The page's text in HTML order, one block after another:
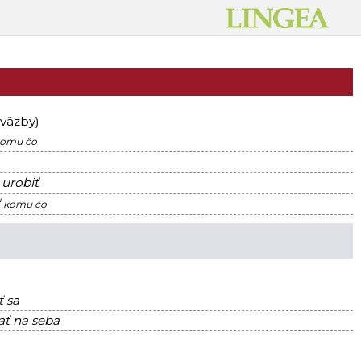
čo
komu čo
sa
na seba